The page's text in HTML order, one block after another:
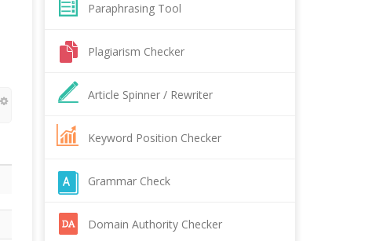
Paraphrasing Tool
Plagiarism Checker
Article Spinner / Rewriter
Keyword Position Checker
Grammar Check
Domain Authority Checker